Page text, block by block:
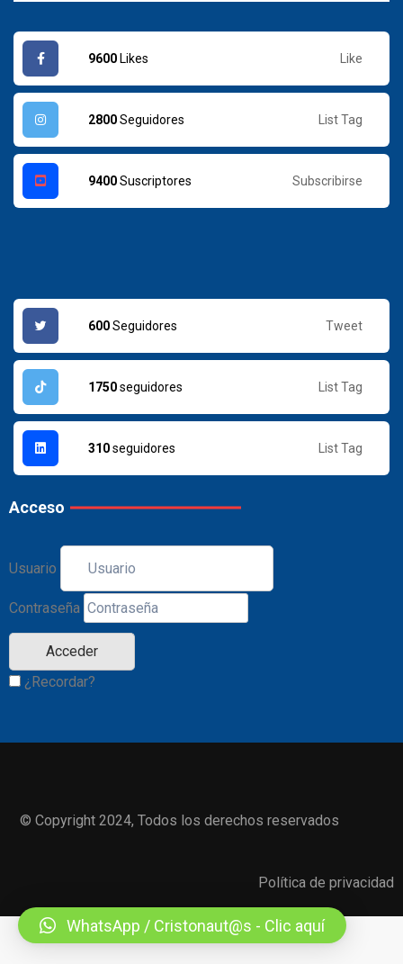
9600 Likes Like
2800Seguidores List Tag
9400Suscriptores Subscribirse
600Seguidores Tweet
1750seguidores List Tag
310seguidores List Tag
Acceso
Usuario
Contraseña
¿Recordar?
© Copyright 2024, Todos los derechos reservados
Política de privacidad
WhatsApp / Cristonaut@s - Clic aquí